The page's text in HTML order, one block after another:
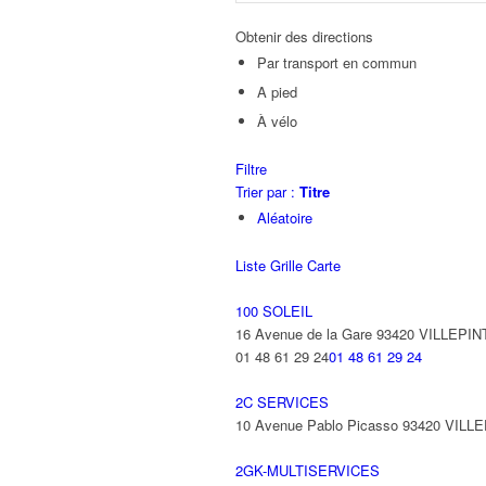
Obtenir des directions
Par transport en commun
A pied
À vélo
Filtre
Trier par : Titre
Aléatoire
Liste Grille Carte
100 SOLEIL
16 Avenue de la Gare 93420
01 48 61 29 2401 48 61 29 24
2C SERVICES
10 Avenue Pablo Picasso 93420
2GK-MULTISERVICES